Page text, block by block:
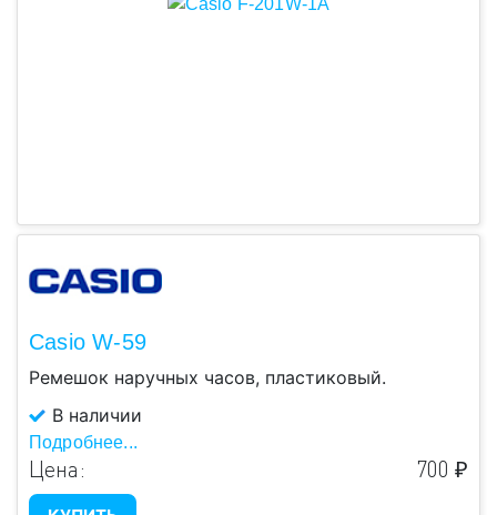
Casio W-59
Ремешок наручных часов, пластиковый.
В наличии
Подробнее...
Цена: 700 ₽